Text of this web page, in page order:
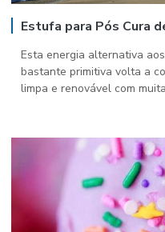
Estufa para Pós Cura
Esta energia alternativa
bastante primitiva volta a
limpa e renovável com